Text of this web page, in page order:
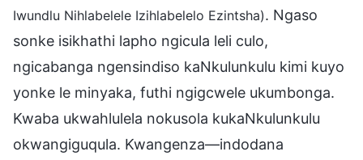
Iwundlu Nihlabelele Izihlabelelo Ezintsha). Ngaso
sonke isikhathi lapho ngicula leli culo,
ngicabanga ngensindiso kaNkulunkulu kimi kuyo
yonke le minyaka, futhi ngigcwele ukumbonga.
Kwaba ukwahlulela nokusola kukaNkulunkulu
okwangiguqula. Kwangenza—indodana